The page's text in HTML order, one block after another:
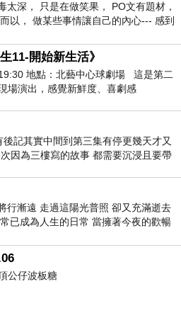
太深， 只是在做笑果， PO文有題材，
以， 做某些事情讓自己的內心--- 感到
11-開始新生活》
地點：北藝中心球劇場 這是第二
場演出，感覺新鮮度、喜劇感
記其實中間到第三集有停更幾天才又
因為三樓寫的故事 都需要沉浸且要帶
行漸遠 走過這陽光普照 卻又充滿逝去
已成為人生的日常 當擁著今夜的歡暢
成昨日 而明晨 太陽
公仔波板糖